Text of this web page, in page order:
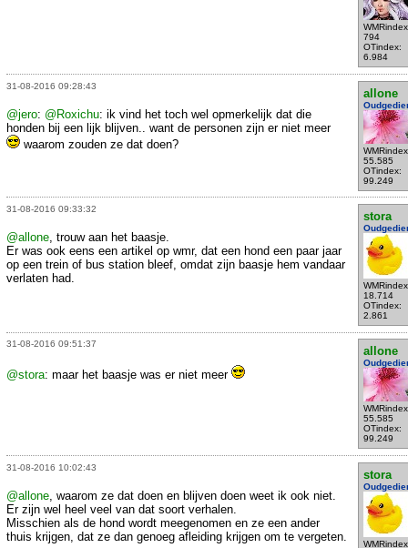
794
OTindex:
6.984
31-08-2016 09:28:43
allone
55.585
OTindex:
99.249
@jero: @Roxichu: ik vind het toch wel opmerkelijk dat die
honden bij een lijk blijven.. want de personen zijn er niet meer
waarom zouden ze dat doen?
31-08-2016 09:33:32
stora
18.714
OTindex:
2.861
@allone , trouw aan het baasje.
Er was ook eens een artikel op wmr, dat een hond een paar jaar
op een trein of bus station bleef, omdat zijn baasje hem vandaar
verlaten had.
31-08-2016 09:51:37
allone
55.585
OTindex:
99.249
@stora: maar het baasje was er niet meer
31-08-2016 10:02:43
stora
@allone , waarom ze dat doen en blijven doen weet ik ook niet.
Er zijn wel heel veel van dat soort verhalen.
Misschien als de hond wordt meegenomen en ze een ander
thuis krijgen, dat ze dan genoeg afleiding krijgen om te vergeten.